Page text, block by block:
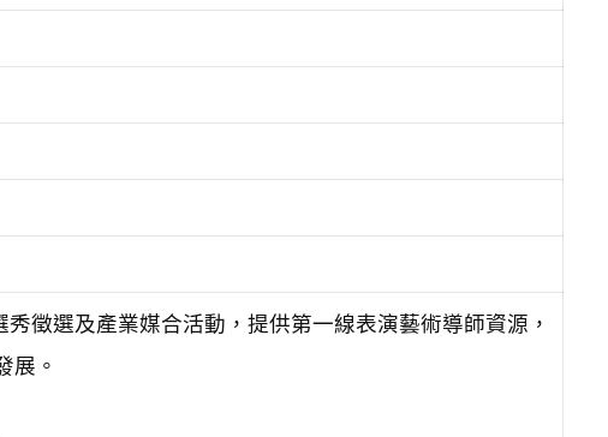
徵選及產業媒合活動，提供第一線表演藝術導師資源，
展。